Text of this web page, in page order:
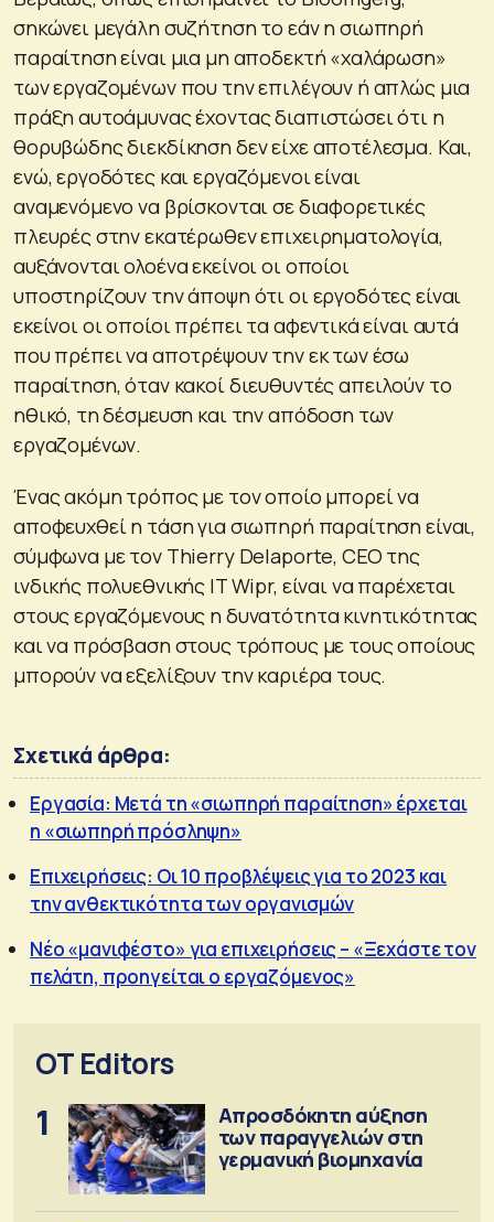
σηκώνει μεγάλη συζήτηση το εάν η σιωπηρή
παραίτηση είναι μια μη αποδεκτή «χαλάρωση»
των εργαζομένων που την επιλέγουν ή απλώς μια
πράξη αυτοάμυνας έχοντας διαπιστώσει ότι η
θορυβώδης διεκδίκηση δεν είχε αποτέλεσμα. Και,
ενώ, εργοδότες και εργαζόμενοι είναι
αναμενόμενο να βρίσκονται σε διαφορετικές
πλευρές στην εκατέρωθεν επιχειρηματολογία,
αυξάνονται ολοένα εκείνοι οι οποίοι
υποστηρίζουν την άποψη ότι οι εργοδότες είναι
εκείνοι οι οποίοι πρέπει τα αφεντικά είναι αυτά
που πρέπει να αποτρέψουν την εκ των έσω
παραίτηση, όταν κακοί διευθυντές απειλούν το
ηθικό, τη δέσμευση και την απόδοση των
εργαζομένων.
Ένας ακόμη τρόπος με τον οποίο μπορεί να
αποφευχθεί η τάση για σιωπηρή παραίτηση είναι,
σύμφωνα με τον Thierry Delaporte, CEO της
ινδικής πολυεθνικής IT Wipr, είναι να παρέχεται
στους εργαζόμενους η δυνατότητα κινητικότητας
και να πρόσβαση στους τρόπους με τους οποίους
μπορούν να εξελίξουν την καριέρα τους.
Σχετικά άρθρα:
Εργασία: Μετά τη «σιωπηρή παραίτηση» έρχεται
η «σιωπηρή πρόσληψη»
Επιχειρήσεις: Οι 10 προβλέψεις για το 2023 και
την ανθεκτικότητα των οργανισμών
Νέο «μανιφέστο» για επιχειρήσεις – «Ξεχάστε τον
πελάτη, προηγείται ο εργαζόμενος»
OT Editors
1
Απροσδόκητη αύξηση
των παραγγελιών στη
γερμανική βιομηχανία